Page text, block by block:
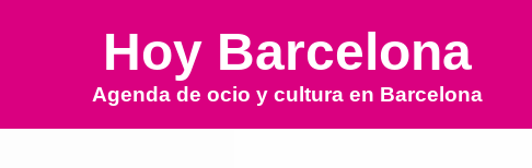
Hoy Barcelona
Agenda de ocio y cultura en Barcelona